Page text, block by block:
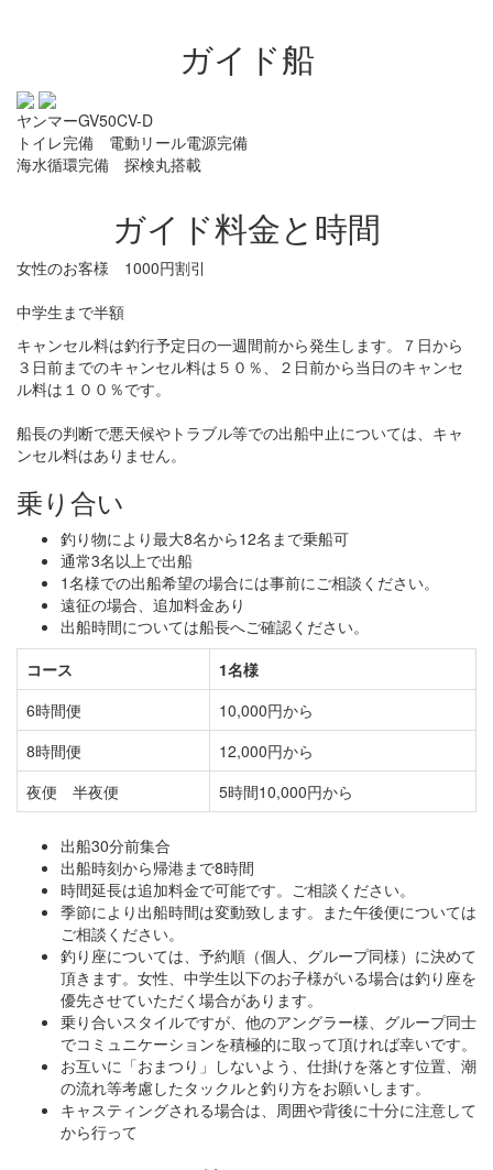
ガイド船
ヤンマーGV50CV-D
トイレ完備 電動リール電源完備
海水循環完備 探検丸搭載
ガイド料金と時間
女性のお客様 1000円割引
中学生まで半額
キャンセル料は釣行予定日の一週間前から発生します。７日から
３日前までのキャンセル料は５０％、２日前から当日のキャンセ
ル料は１００％です。
船長の判断で悪天候やトラブル等での出船中止については、キャ
ンセル料はありません。
乗り合い
釣り物により最大8名から12名まで乗船可
通常3名以上で出船
1名様での出船希望の場合には事前にご相談ください。
遠征の場合、追加料金あり
出船時間については船長へご確認ください。
コース
1名様
6時間便
10,000円から
8時間便
12,000円から
夜便 半夜便
5時間10,000円から
出船30分前集合
出船時刻から帰港まで8時間
時間延長は追加料金で可能です。ご相談ください。
季節により出船時間は変動致します。また午後便については
ご相談ください。
釣り座については、予約順（個人、グループ同様）に決めて
頂きます。女性、中学生以下のお子様がいる場合は釣り座を
優先させていただく場合があります。
乗り合いスタイルですが、他のアングラー様、グループ同士
でコミュニケーションを積極的に取って頂ければ幸いです。
お互いに「おまつり」しないよう、仕掛けを落とす位置、潮
の流れ等考慮したタックルと釣り方をお願いします。
キャスティングされる場合は、周囲や背後に十分に注意して
から行って